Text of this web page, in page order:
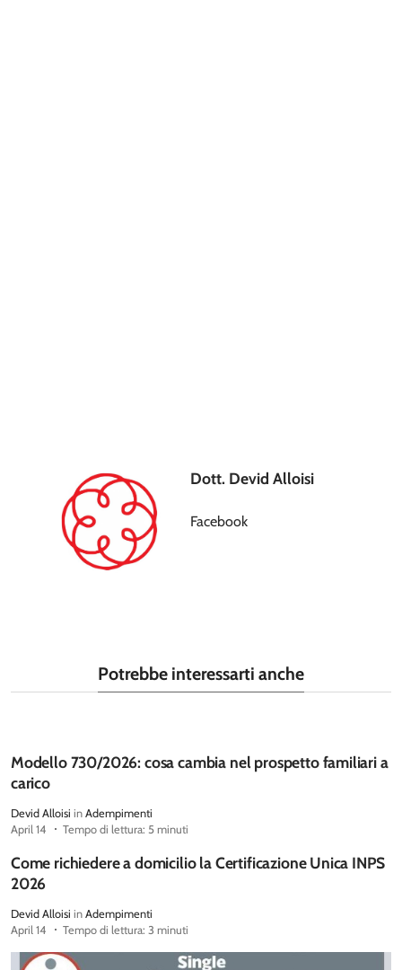
Dott. Devid Alloisi
Facebook
Potrebbe interessarti anche
Modello 730/2026: cosa cambia nel prospetto familiari a
carico
Devid Alloisi in Adempimenti
April 14
Tempo di lettura: 5 minuti
Come richiedere a domicilio la Certificazione Unica INPS
2026
Devid Alloisi in Adempimenti
April 14
Tempo di lettura: 3 minuti